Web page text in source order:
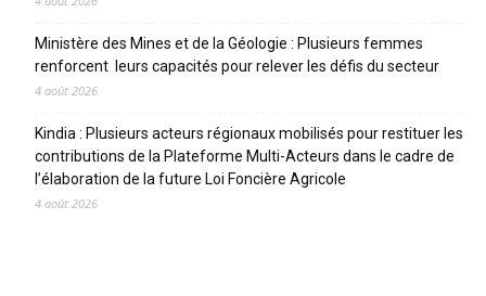
Ministère des Mines et de la Géologie : Plusieurs femmes
renforcent leurs capacités pour relever les défis du secteur
4 août 2026
Kindia : Plusieurs acteurs régionaux mobilisés pour restituer les
contributions de la Plateforme Multi-Acteurs dans le cadre de
l’élaboration de la future Loi Foncière Agricole
4 août 2026